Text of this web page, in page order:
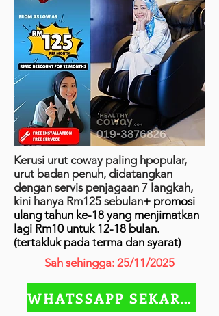
Kerusi urut coway paling hpopular,
urut badan penuh, didatangkan
dengan servis penjagaan 7 langkah,
kini hanya Rm125 sebulan+ promosi
ulang tahun ke-18 yang menjimatkan
lagi Rm10 untuk 12-18 bulan.
(tertakluk pada terma dan syarat)
Sah sehingga: 25/11/2025
WHATSSAPP SEKARANG